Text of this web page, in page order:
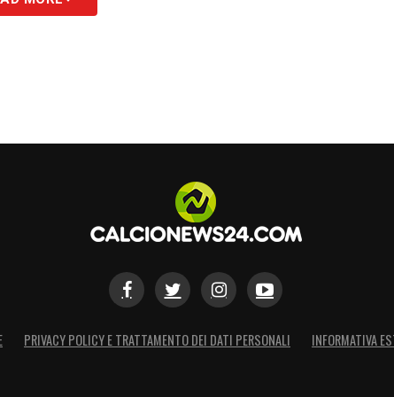
squadrae, perché no, delcalcio italiano. La
PRIVACY POLICY E TRATTAMENTO DEI DATI PERSONALI INFORMATIVA